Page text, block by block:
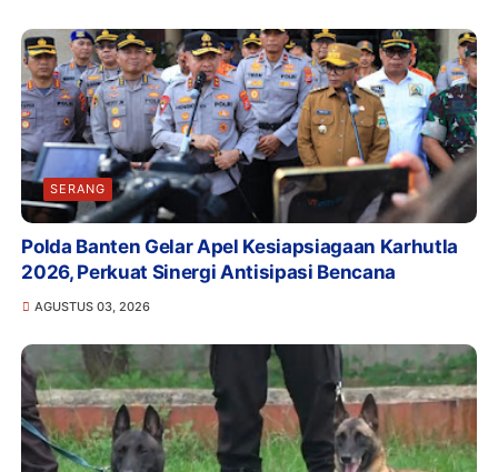
SERANG
Polda Banten Gelar Apel Kesiapsiagaan Karhutla
2026, Perkuat Sinergi Antisipasi Bencana
AGUSTUS 03, 2026